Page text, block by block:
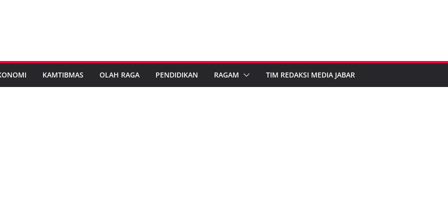
KAMTIBMAS OLAH RAGA PENDIDIKAN RAGAM TIM REDAKSI MEDIA JABAR